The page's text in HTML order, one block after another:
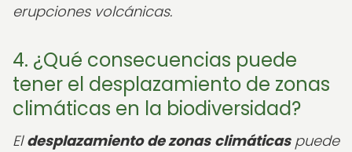
erupciones volcánicas.
4. ¿Qué consecuencias puede
tener el desplazamiento de zonas
climáticas en la biodiversidad?
Eldesplazamiento de zonas climáticaspuede